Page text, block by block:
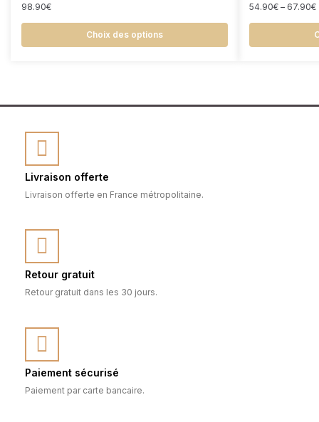
98.90€
Choix des options
54.90€ – 67.90€
Livraison offerte
Livraison offerte en France métropolitaine.
Retour gratuit
Retour gratuit dans les 30 jours.
Paiement sécurisé
Paiement par carte bancaire.